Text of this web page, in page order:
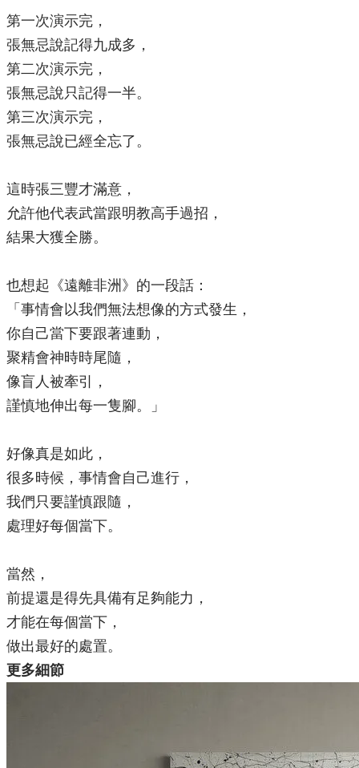
第一次演示完，
張無忌說記得九成多，
第二次演示完，
張無忌說只記得一半。
第三次演示完，
張無忌說已經全忘了。
這時張三豐才滿意，
允許他代表武當跟明教高手過招，
結果大獲全勝。
也想起《遠離非洲》的一段話：
「事情會以我們無法想像的方式發生，
你自己當下要跟著連動，
聚精會神時時尾隨，
像盲人被牽引，
謹慎地伸出每一隻腳。」
好像真是如此，
很多時候，事情會自己進行，
我們只要謹慎跟隨，
處理好每個當下。
當然，
前提還是得先具備有足夠能力，
才能在每個當下，
做出最好的處置。​
更多細節